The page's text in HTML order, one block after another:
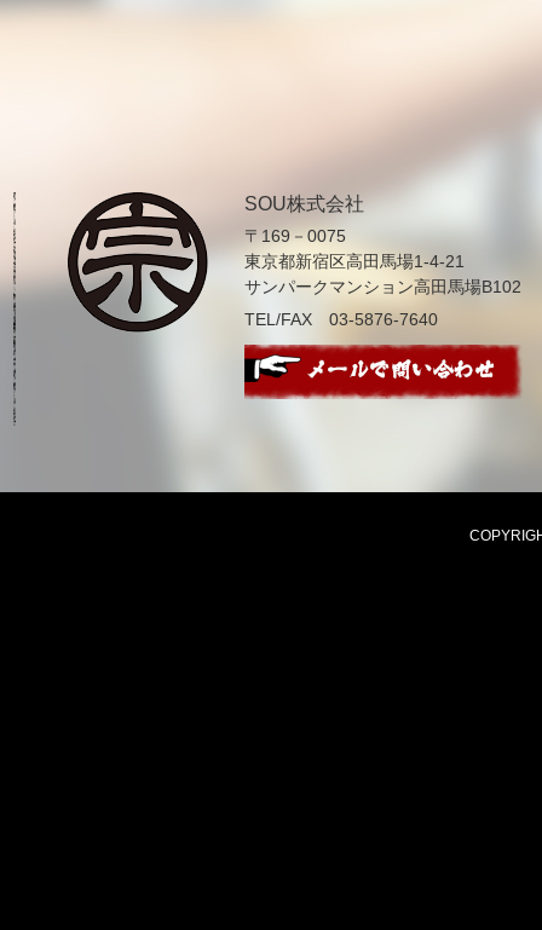
SOU株式会社
〒169－0075
東京都新宿区高田馬場1-4-21
サンパークマンション高田馬場B102
TEL/FAX 03-5876-7640